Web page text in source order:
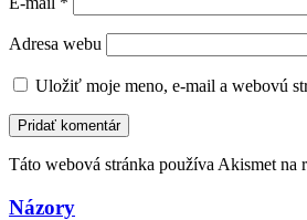
Adresa webu
Uložiť moje meno, e-mail a webovú
Táto webová stránka používa Akismet na
Názory